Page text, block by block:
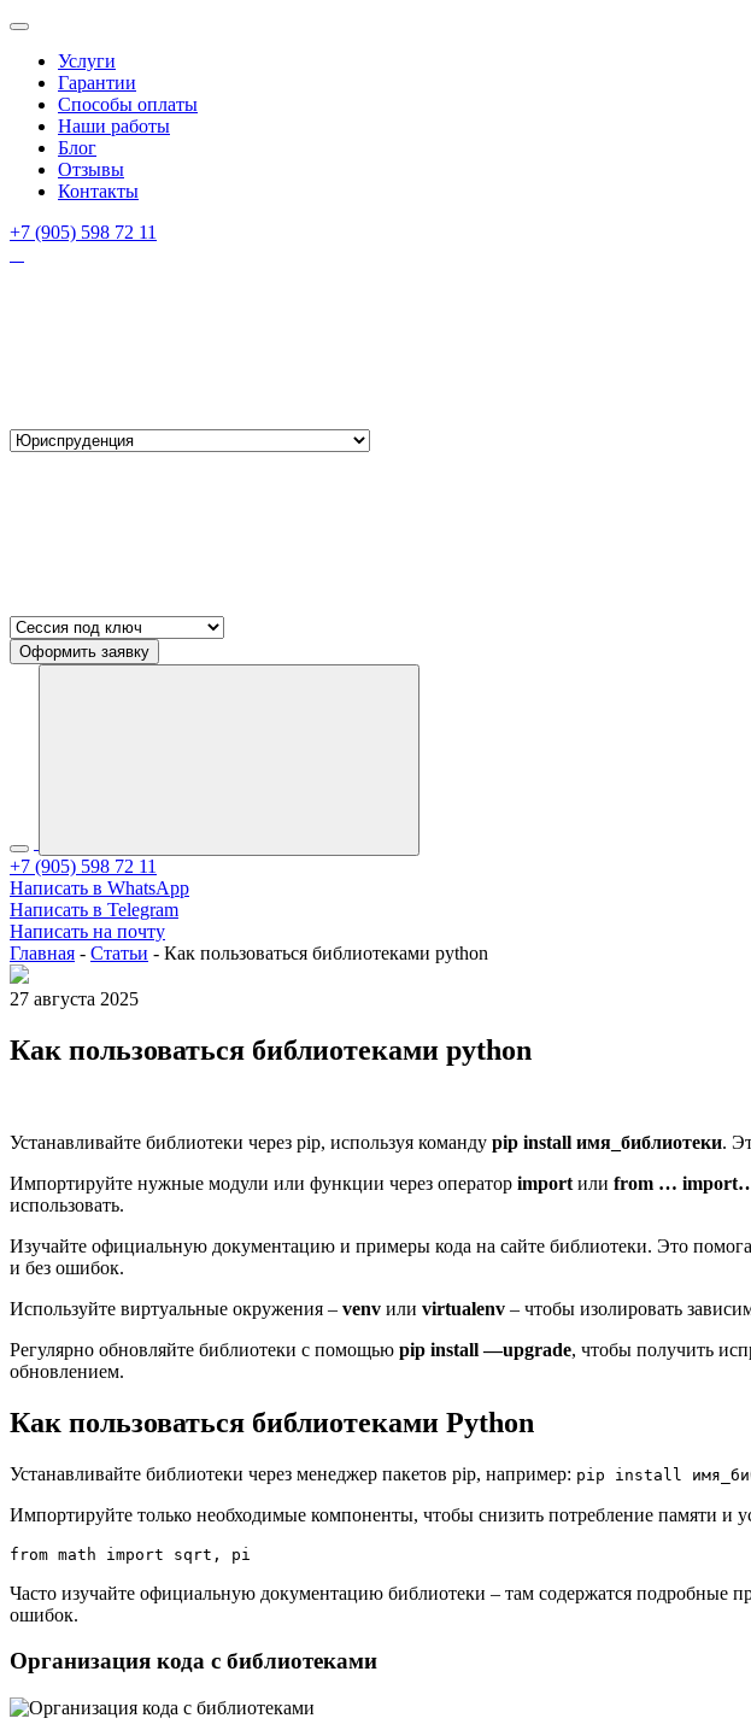
Услуги
Гарантии
Способы оплаты
Наши работы
Блог
Отзывы
Контакты
+7 (905) 598 72 11
Оформить заявку
+7 (905) 598 72 11
Написать в WhatsApp
Написать в Telegram
Написать на почту
Главная - Статьи - Как пользоваться библиотеками python
27 августа 2025
Как пользоваться библиотеками python
Устанавливайте библиотеки через pip, используя команду pip install имя_библиотеки.
Импортируйте нужные модули или функции через оператор import или from …
использовать.
Изучайте официальную документацию и примеры кода на сайте библиотеки. Это
и без ошибок.
Используйте виртуальные окружения – venv или virtualenv – чтобы изолировать
Регулярно обновляйте библиотеки с помощью pip install —upgrade, чтобы получить
обновлением.
Как пользоваться библиотеками Python
Устанавливайте библиотеки через менеджер пакетов pip, например: pip install
Импортируйте только необходимые компоненты, чтобы снизить потребление памяти и
from math import sqrt, pi
Часто изучайте официальную документацию библиотеки – там содержатся
ошибок.
Организация кода с библиотеками